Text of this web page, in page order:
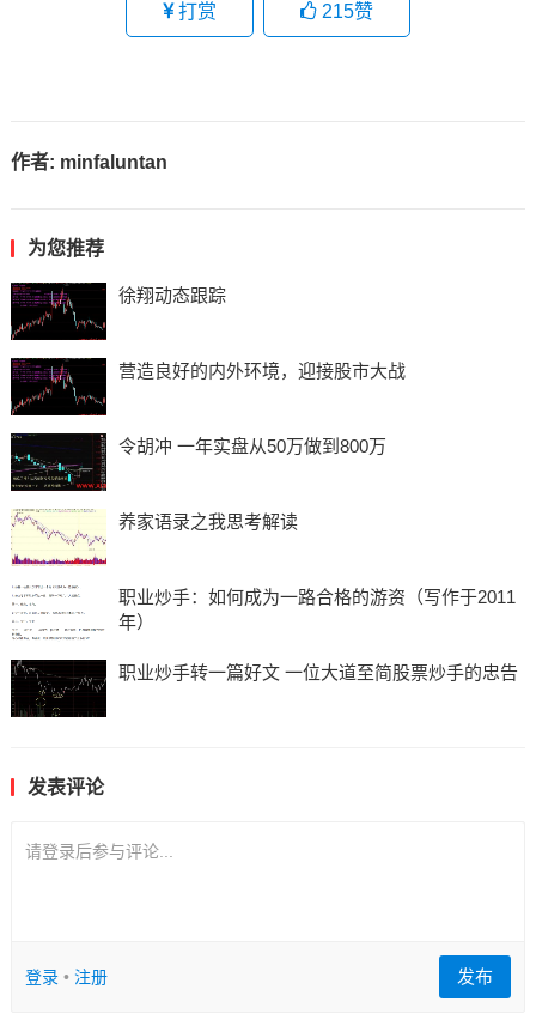
打赏 215赞
作者: minfaluntan
为您推荐
徐翔动态跟踪
营造良好的内外环境，迎接股市大战
令胡冲 一年实盘从50万做到800万
养家语录之我思考解读
职业炒手：如何成为一路合格的游资（写作于2011
年）
职业炒手转一篇好文 一位大道至简股票炒手的忠告
发表评论
请登录后参与评论...
登录• 注册 发布